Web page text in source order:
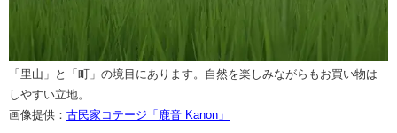
「里山」と「町」の境目にあります。自然を楽しみながらもお買い物は
しやすい立地。
画像提供： 古民家コテージ「鹿音 Kanon」